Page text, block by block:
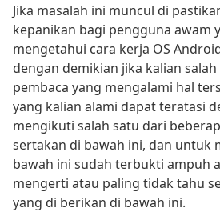
Jika masalah ini muncul di
kepanikan bagi pengguna awam
mengetahui cara kerja OS
dengan demikian jika kalian
pembaca yang mengalami hal
yang kalian alami dapat teratasi
mengikuti salah satu dari
sertakan di bawah ini, dan untuk
bawah ini sudah terbukti ampuh
mengerti atau paling tidak tahu
yang di berikan di bawah ini.